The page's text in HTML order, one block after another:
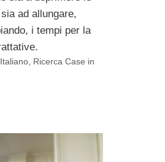
ad allungare,
i tempi per la
Ricerca Case in